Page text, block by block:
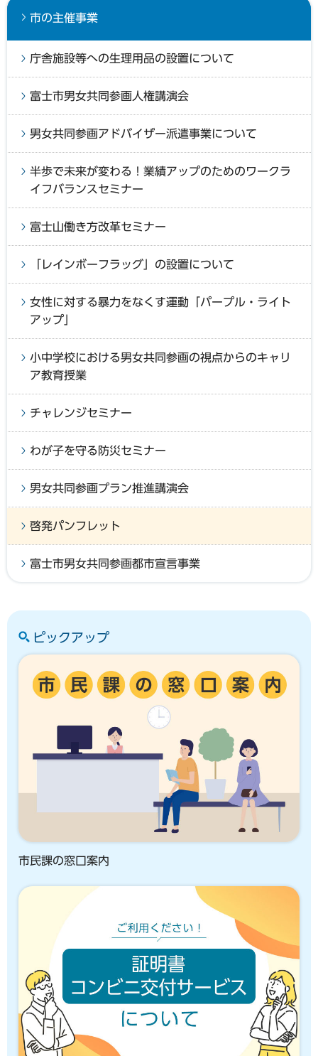
市の主催事業
庁舎施設等への生理用品の設置について
富士市男女共同参画人権講演会
男女共同参画アドバイザー派遣事業について
半歩で未来が変わる！業績アップのためのワークラ
イフバランスセミナー
富士山働き方改革セミナー
「レインボーフラッグ」の設置について
女性に対する暴力をなくす運動「パープル・ライト
アップ」
小中学校における男女共同参画の視点からのキャリ
ア教育授業
チャレンジセミナー
わが子を守る防災セミナー
男女共同参画プラン推進講演会
啓発パンフレット
富士市男女共同参画都市宣言事業
ピックアップ
市民課の窓口案内